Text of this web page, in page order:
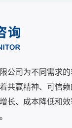
公司为不同需求
共赢精神、可信
长、成本降低和